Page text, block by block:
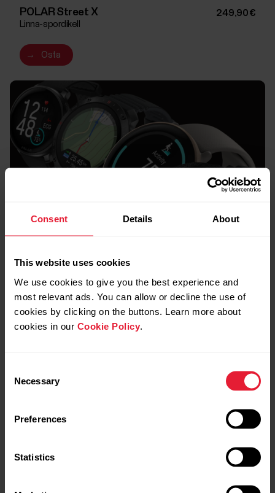
Consent Details About
This website uses cookies
We use cookies to give you the best experience and
most relevant ads. You can allow or decline the use of
cookies by clicking on the buttons. Learn more about
cookies in our Cookie Policy
Selection
Necessary
Preferences
Statistics
POLAR Street X
Linna-spordikell
249,90 €
→ Osta
Kiire võrdlus
Milline Polari kell on